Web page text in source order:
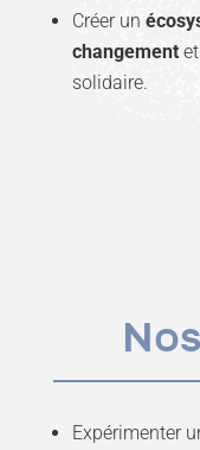
Créer un
changementet
solidaire.
Expérimenter